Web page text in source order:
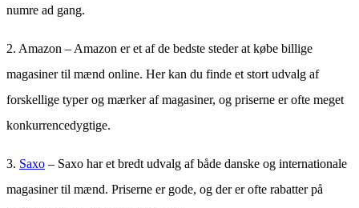
numre ad gang.
2. Amazon – Amazon er et af de bedste steder at købe billige
magasiner til mænd online. Her kan du finde et stort udvalg af
forskellige typer og mærker af magasiner, og priserne er ofte meget
konkurrencedygtige.
3. Saxo – Saxo har et bredt udvalg af både danske og internationale
magasiner til mænd. Priserne er gode, og der er ofte rabatter på